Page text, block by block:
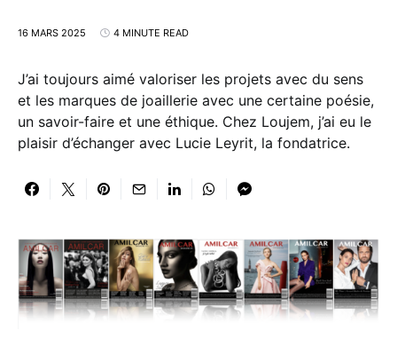
16 MARS 2025 4 MINUTE READ
J’ai toujours aimé valoriser les projets avec du sens
et les marques de joaillerie avec une certaine poésie,
un savoir-faire et une éthique. Chez Loujem, j’ai eu le
plaisir d’échanger avec Lucie Leyrit, la fondatrice.